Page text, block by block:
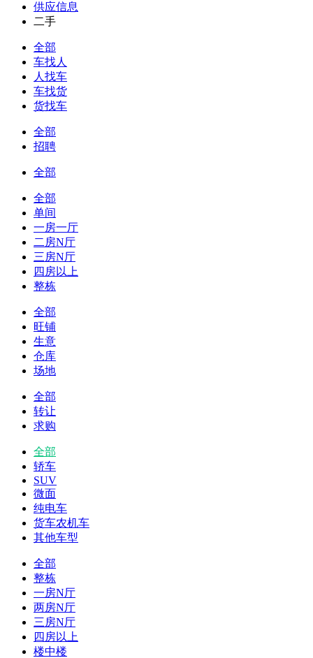
供应信息
二手
全部
车找人
人找车
车找货
货找车
全部
招聘
全部
全部
单间
一房一厅
二房N厅
三房N厅
四房以上
整栋
全部
旺铺
生意
仓库
场地
全部
转让
求购
全部
轿车
SUV
微面
纯电车
货车农机车
其他车型
全部
整栋
一房N厅
两房N厅
三房N厅
四房以上
楼中楼